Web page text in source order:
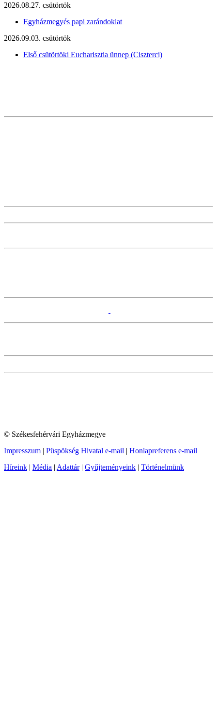
2026.08.27. csütörtök
Egyházmegyés papi zarándoklat
2026.09.03. csütörtök
Első csütörtöki Eucharisztia ünnep (Ciszterci)
© Székesfehérvári Egyházmegye
Impresszum | Püspökség Hivatal e-mail | Honlapreferens e-mail
Híreink | Média | Adattár| Gyűjteményeink | Történelmünk